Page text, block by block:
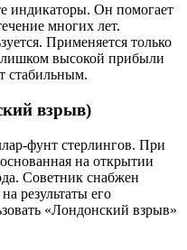
индикаторы. Он помогает
многих лет.
Применяется только
высокой прибыли
стабильным.
взрыв)
фунт стерлингов. При
основанная на открытии
Советник снабжен
результаты его
«Лондонский взрыв»